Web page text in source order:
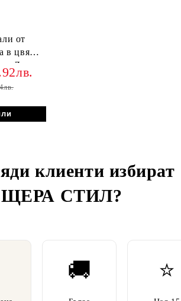
от
в цвят
Леви.
клиенти избират
СТИЛ?
🚚 ⭐